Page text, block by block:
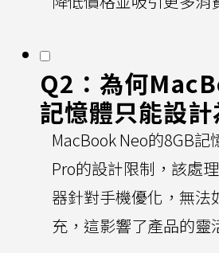
Q2：為何
記憶體只能設計
MacBook Neo的8GB記
Pro的設計限制，該處
器針對手機優化，無法
充，這影響了產品的靈